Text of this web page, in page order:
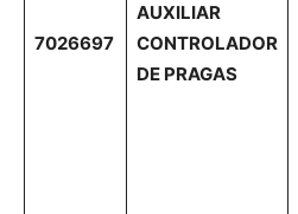
7026697
AUXILIAR
CONTROLADOR
DE PRAGAS